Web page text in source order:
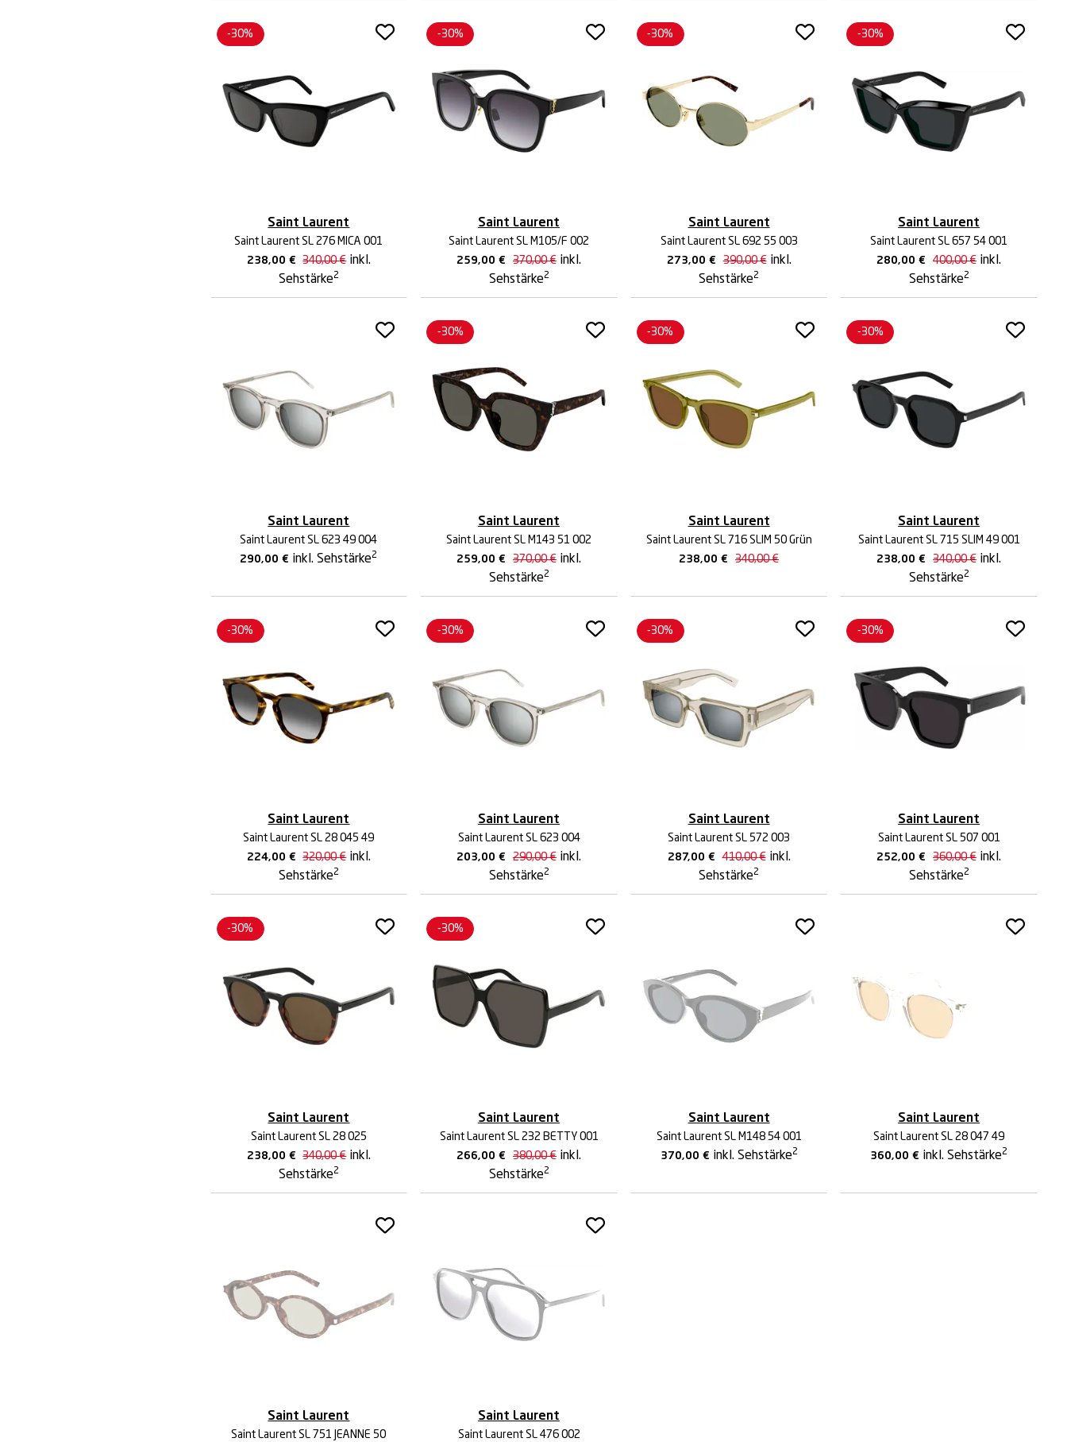
Saint Laurent
Saint Laurent SL 276 MICA 001
238,00 € 340,00€ inkl.
Sehstärke2
-30%
Saint Laurent
Saint Laurent SL M105/F 002
259,00€ 370,00€ inkl.
Sehstärke2
-30%
Saint Laurent
Saint Laurent SL 692 55 003
273,00 € 390,00€ inkl.
Sehstärke2
-30%
Saint Laurent
Saint Laurent SL 657 54 001
280,00€ 400,00€ inkl.
Sehstärke2
-30%
Saint Laurent
Saint Laurent SL 623 49 004
290,00€ inkl. Sehstärke2
Saint Laurent
Saint Laurent SL M143 51 002
259,00€ 370,00€ inkl.
Sehstärke2
-30%
Saint Laurent
Saint Laurent SL 716 SLIM 50 Grün
238,00€ 340,00€
-30%
Saint Laurent
Saint Laurent SL 715 SLIM 49 001
238,00€ 340,00€ inkl.
Sehstärke2
-30%
Saint Laurent
Saint Laurent SL 28 045 49
224,00 € 320,00€ inkl.
Sehstärke2
-30%
Saint Laurent
Saint Laurent SL 623 004
203,00€ 290,00€ inkl.
Sehstärke2
-30%
Saint Laurent
Saint Laurent SL 572 003
287,00 € 410,00€ inkl.
Sehstärke2
-30%
Saint Laurent
Saint Laurent SL 507 001
252,00€ 360,00€ inkl.
Sehstärke2
-30%
Saint Laurent
Saint Laurent SL 28 025
238,00 € 340,00€ inkl.
Sehstärke2
-30%
Saint Laurent
Saint Laurent SL 232 BETTY 001
266,00€ 380,00€ inkl.
Sehstärke2
-30%
Saint Laurent
Saint Laurent SL M148 54 001
370,00 € inkl. Sehstärke2
Saint Laurent
Saint Laurent SL 28 047 49
360,00€ inkl. Sehstärke2
Saint Laurent
Saint Laurent SL 751 JEANNE 50
Saint Laurent
Saint Laurent SL 476 002